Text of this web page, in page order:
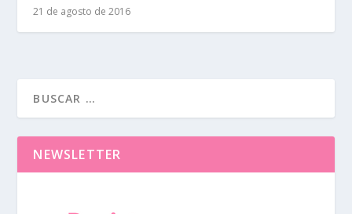
21 de agosto de 2016
NEWSLETTER